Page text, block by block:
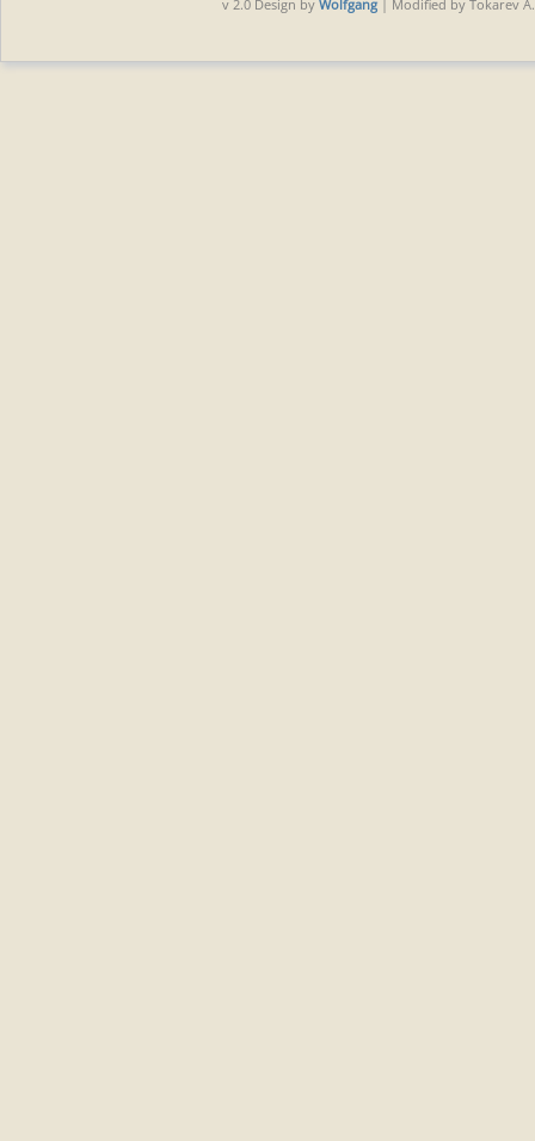
v 2.0 Design by Wolfgang | Modified by Tokarev